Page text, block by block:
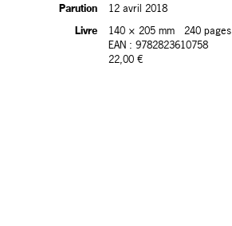
Parution
12 avril 2018
Livre
140 × 205 mm
240 pages
EAN : 9782823610758
22,00 €